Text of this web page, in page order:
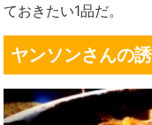
ておきたい1品だ。
ヤンソンさんの